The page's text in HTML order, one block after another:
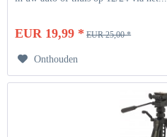
EUR 19,99 * EUR 25,00 *
Onthouden